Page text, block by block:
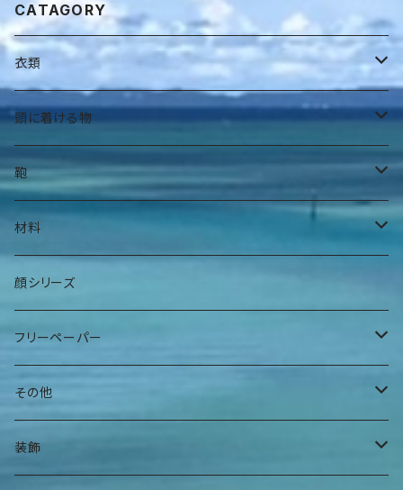
CATAGORY
衣類
全身衣
身上衣
身下衣
肌着
頭に着ける物
帽子
髪留め
巻物
ヘアバンド
鞄
腰鞄
肩掛け鞄
袋物
その他
材料
手染糸
顔シリーズ
フリーペーパー
夕焼けアパート
その他
曼荼羅マース玉
装飾